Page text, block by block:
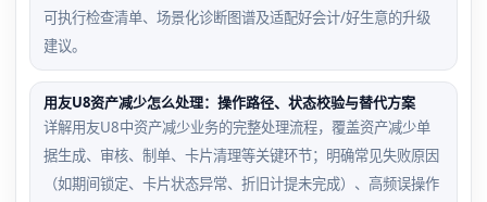
可执行检查清单、场景化诊断图谱及适配好会计/好生意的升级
建议。
用友U8资产减少怎么处理：操作路径、状态校验与替代方案
详解用友U8中资产减少业务的完整处理流程，覆盖资产减少单
据生成、审核、制单、卡片清理等关键环节；明确常见失败原因
（如期间锁定、卡片状态异常、折旧计提未完成）、高频误操作